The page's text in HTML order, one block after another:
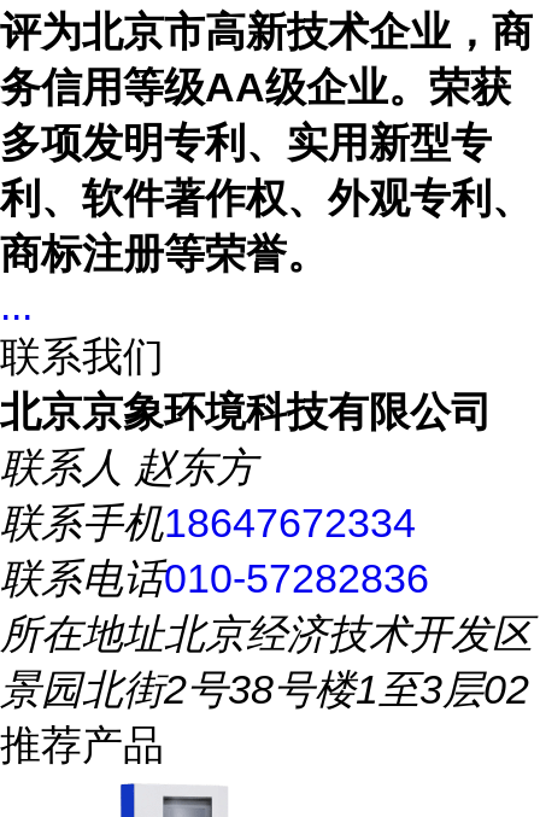
评为北京市高新技术企业，商
务信用等级AA级企业。荣获
多项发明专利、实用新型专
利、软件著作权、外观专利、
商标注册等荣誉。
...
联系我们
北京京象环境科技有限公司
联系人 赵东方
联系手机18647672334
联系电话010-57282836
所在地址北京经济技术开发区
景园北街2号38号楼1至3层02
推荐产品